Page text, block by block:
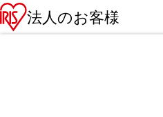
法人のお客様